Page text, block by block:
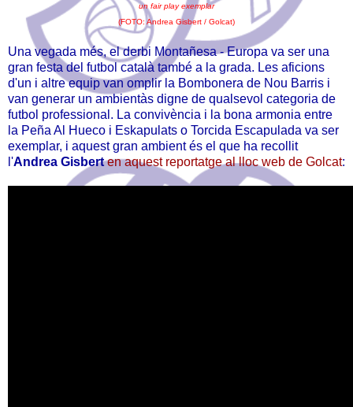
un fair play exemplar
(FOTO: Andrea Gisbert / Golcat)
Una vegada més, el derbi Montañesa - Europa va ser una
gran festa del futbol català també a la grada. Les aficions
d'un i altre equip van omplir la Bombonera de Nou Barris i
van generar un ambientàs digne de qualsevol categoria de
futbol professional. La convivència i la bona armonia entre
la Peña Al Hueco i Eskapulats o Torcida Escapulada va ser
exemplar, i aquest gran ambient és el que ha recollit
l'Andrea Gisbert en aquest reportatge al lloc web de Golcat: